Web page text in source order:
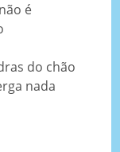
é
do chão
nada